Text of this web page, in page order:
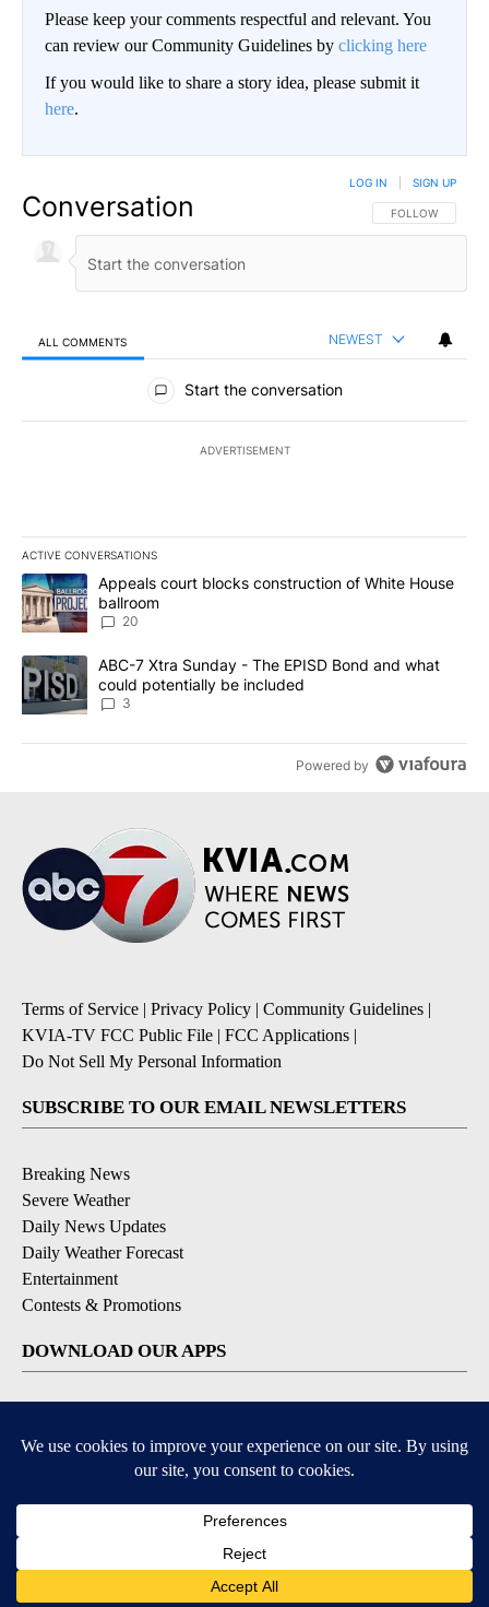
Please keep your comments respectful and relevant. You
can review our Community Guidelines by clicking here
If you would like to share a story idea, please submit it
here.
Conversation FOLLOW THIS
FOLLOW
LOG IN SIGN UP
ALL COMMENTS NEWEST
All Comments
Start the conversation
ADVERTISEMENT
ACTIVE CONVERSATIONS
The following is a list of the most commented articles in the last
A trending article titled "Appeals court blocks construction of
Appeals court blocks construction of White House
ballroom
20
A trending article titled "ABC-7 Xtra Sunday - The EPISD Bond
ABC-7 Xtra Sunday - The EPISD Bond and what
could potentially be included
3
Powered by
Terms of Service | Privacy Policy | Community Guidelines |
KVIA-TV FCC Public File | FCC Applications |
Do Not Sell My Personal Information
SUBSCRIBE TO OUR EMAIL NEWSLETTERS
Breaking News
Severe Weather
Daily News Updates
Daily Weather Forecast
Entertainment
Contests & Promotions
DOWNLOAD OUR APPS